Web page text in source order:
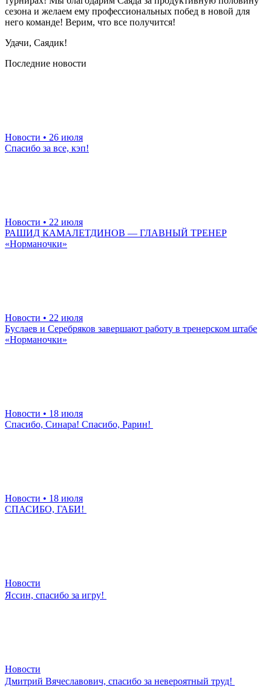
сезона и желаем ему профессиональных побед в новой для
него команде! Верим, что все получится!
Удачи, Саядик!
Последние новости
Новости • 26 июля
Спасибо за все, кэп!
Новости • 22 июля
РАШИД КАМАЛЕТДИНОВ — ГЛАВНЫЙ ТРЕНЕР
«Норманочки»
Новости • 22 июля
Буслаев и Серебряков завершают работу в тренерском штабе
«Норманочки»
Новости • 18 июля
Спасибо, Синара! Спасибо, Рарин!
Новости • 18 июля
СПАСИБО, ГАБИ!
Новости
Яссин, спасибо за игру!
Новости
Дмитрий Вячеславович, спасибо за невероятный труд!